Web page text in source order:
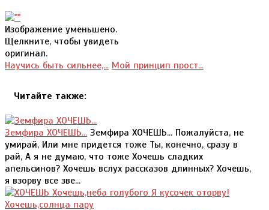
Изображение уменьшено.
Щелкните, чтобы увидеть
оригинал.
Научись быть сильнее,... Мой принцип прост...
Читайте также:
Земфира ХОЧЕШЬ... Земфира ХОЧЕШЬ... Пожалуйста, не
умирай, Или мне придется тоже Ты, конечно, сразу в
рай, А я не думаю, что тоже Хочешь сладких
апельсинов? Хочешь вслух рассказов длинных? Хочешь,
я взорву все зве...